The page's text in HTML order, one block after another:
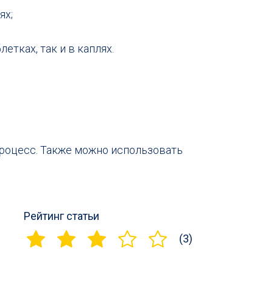
так и в каплях.
Также можно использовать
Рейтинг статьи
(3)